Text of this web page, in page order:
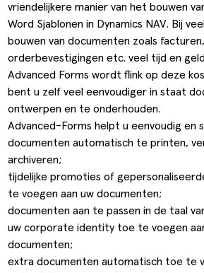
doelen
vriendelijkere manier van het bouwen
Word Sjablonen in Dynamics NAV. Bij
bouwen van documenten zoals
orderbevestigingen etc. veel tijd en
Advanced Forms wordt flink op deze
bent u zelf veel eenvoudiger in staat
ontwerpen en te onderhouden.
Advanced-Forms helpt u eenvoudig en
documenten automatisch te printen,
archiveren;
tijdelijke promoties of
te voegen aan uw documenten;
documenten aan te passen in de taal
uw corporate identity toe te voegen
documenten;
extra documenten automatisch toe te